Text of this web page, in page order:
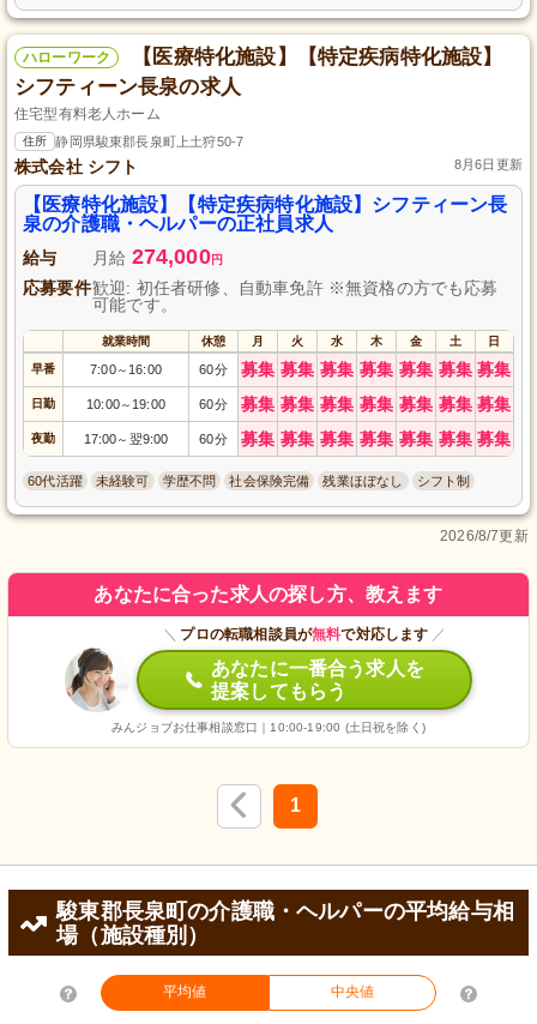
ハローワーク
【医療特化施設】【特定疾病特化施設】
シフティーン長泉の求人
住宅型有料老人ホーム
住所 静岡県駿東郡長泉町上土狩50-7
株式会社 シフト 8月6日更新
【医療特化施設】【特定疾病特化施設】シフティーン長
泉の介護職・ヘルパーの正社員求人
給与 月給 274,000円
応募要件歓迎: 初任者研修、自動車免許 ※無資格の方でも応募
可能です。
就業時間 休憩 月 火 水 木 金 土 日
早番 7:00～ 16:00 60分 募集 募集 募集 募集 募集 募集 募集
日勤 10:00～ 19:00 60分 募集 募集 募集 募集 募集 募集 募集
夜勤 17:00～ 翌9:00 60分 募集 募集 募集 募集 募集 募集 募集
60代活躍 未経験可 学歴不問 社会保険完備 残業ほぼなし シフト制
2026/8/7更新
あなたに合った求人の探し方、教えます
＼ プロの転職相談員が無料で対応します ／
あなたに一番合う求人を
提案してもらう
みんジョブお仕事相談窓口｜10:00-19:00 (土日祝を除く)
1
駿東郡長泉町の介護職・ヘルパーの平均給与相
場（施設種別）
平均値 中央値